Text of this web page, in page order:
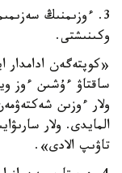
3. ءوزىمنىڭ
وكىنىشتى.
«كوپتەگەن ادامدار
ساقتاۋ ءۇشىن ءوز
ولار ءوزىن
المايدى. ولار
تاۋىپ الادى».